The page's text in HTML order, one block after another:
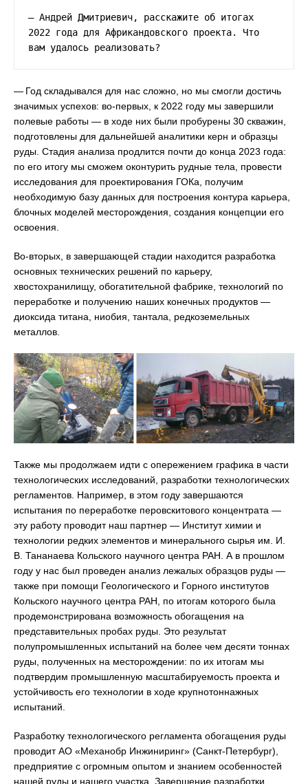
— Андрей Дмитриевич, расскажите об итогах
2022 года для Африкандовского проекта. Что
вам удалось реализовать?
— Год складывался для нас сложно, но мы смогли достичь
значимых успехов: во-первых, к 2022 году мы завершили
полевые работы — в ходе них были пробурены 30 скважин,
подготовлены для дальнейшей аналитики керн и образцы
руды. Стадия анализа продлится почти до конца 2023 года:
по его итогу мы сможем оконтурить рудные тела, провести
исследования для проектирования ГОКа, получим
необходимую базу данных для построения контура карьера,
блочных моделей месторождения, создания концепции его
освоения.
Во-вторых, в завершающей стадии находится разработка
основных технических решений по карьеру,
хвостохранилищу, обогатительной фабрике, технологий по
переработке и получению наших конечных продуктов —
диоксида титана, ниобия, тантала, редкоземельных
металлов.
Также мы продолжаем идти с опережением графика в части
технологических исследований, разработки технологических
регламентов. Например, в этом году завершаются
испытания по переработке перовскитового концентрата —
эту работу проводит наш партнер — Институт химии и
технологии редких элементов и минерального сырья им. И.
В. Тананаева Кольского научного центра РАН. А в прошлом
году у нас был проведен анализ лежалых образцов руды —
также при помощи Геологического и Горного институтов
Кольского научного центра РАН, по итогам которого была
продемонстрирована возможность обогащения на
представительных пробах руды. Это результат
полупромышленных испытаний на более чем десяти тоннах
руды, полученных на месторождении: по их итогам мы
подтвердим промышленную масштабируемость проекта и
устойчивость его технологии в ходе крупнотоннажных
испытаний.
Разработку технологического регламента обогащения руды
проводит АО «Механобр Инжиниринг» (Санкт-Петербург),
предприятие с огромным опытом и знанием особенностей
нашей руды и нашего участка. Завершение разработки